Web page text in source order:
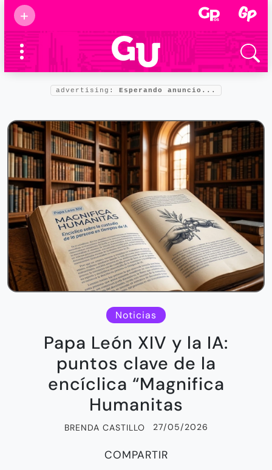
+
Supermamás
2025
Marcas de
confianza
Foro salud
advertising: Esperando anuncio...
Noticias
Papa León XIV y la IA:
puntos clave de la
encíclica “Magnifica
Humanitas
BRENDA CASTILLO 27/05/2026
COMPARTIR